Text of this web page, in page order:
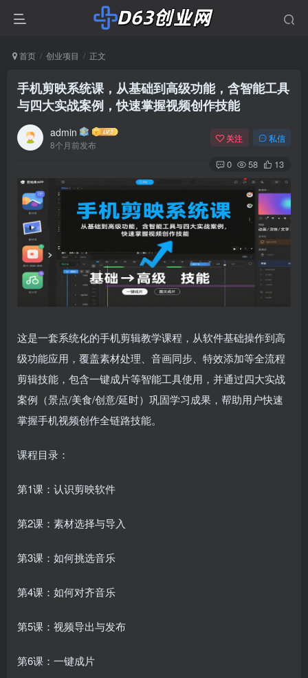
首页 创业项目 正文
手机剪映系统课，从基础到高级功能，含智能工具
与四大实战案例，快速掌握视频创作技能
admin
8个月前发布
关注 私信
0 58 13
这是一套系统化的手机剪辑教学课程，从软件基础操作到高
级功能应用，覆盖素材处理、音画同步、特效添加等全流程
剪辑技能，包含一键成片等智能工具使用，并通过四大实战
案例（景点/美食/创意/延时）巩固学习成果，帮助用户快速
掌握手机视频创作全链路技能。
课程目录：
第1课：认识剪映软件
第2课：素材选择与导入
第3课：如何挑选音乐
第4课：如何对齐音乐
第5课：视频导出与发布
第6课：一键成片